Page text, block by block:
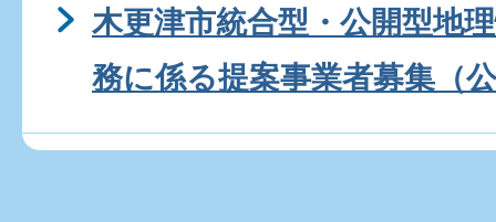
木更津市統合型・公開型地
務に係る提案事業者募集（